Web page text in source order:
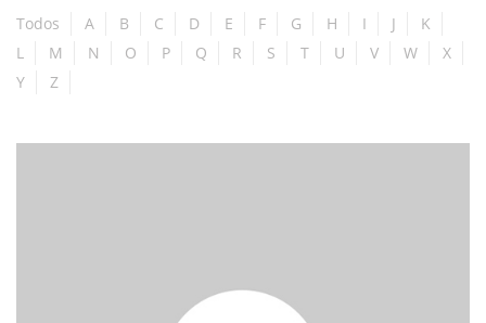
Todos A B C D E F G H I J
K
L
M N O P Q R S T U V W
X
Y
Z